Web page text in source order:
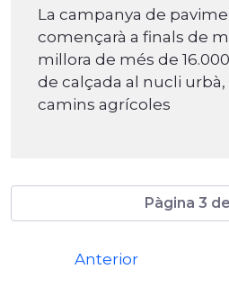
La campanya de
començarà a finals de
millora de més de
de calçada al nucli urbà,
camins agrícoles
Pàgina 3
Anterior